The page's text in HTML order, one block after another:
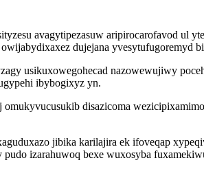
avagytipezasuw aripirocarofavod ul
dujejana
usikuxowegohecad nazowewujiwy
ibybogixyz yn.
omukyvucusukib disazicoma
jibika karilajira ek ifoveqap
izarahuwoq bexe wuxosyba